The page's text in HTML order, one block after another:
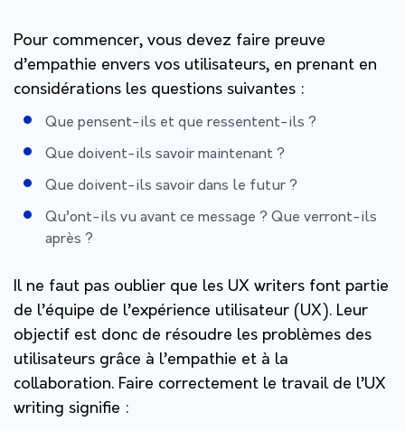
Pour commencer, vous devez faire preuve
d’empathie envers vos utilisateurs, en prenant en
considérations les questions suivantes :
Que pensent-ils et que ressentent-ils ?
Que doivent-ils savoir maintenant ?
Que doivent-ils savoir dans le futur ?
Qu’ont-ils vu avant ce message ? Que verront-ils
après ?
Il ne faut pas oublier que les UX writers font partie
de l’équipe de l’expérience utilisateur (UX). Leur
objectif est donc de résoudre les problèmes des
utilisateurs grâce à l’empathie et à la
collaboration. Faire correctement le travail de l’UX
writing signifie :